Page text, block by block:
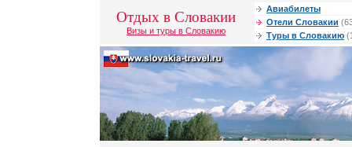
Отдых в Словакии
Визы и туры в Словакию
Авиабилеты
Отели Словакии
Туры в Словакию